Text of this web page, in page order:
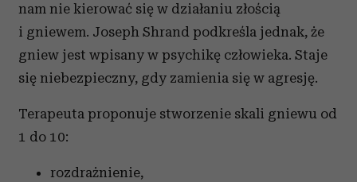
nam nie kierować się w działaniu złością
i gniewem. Joseph Shrand podkreśla jednak, że
gniew jest wpisany w psychikę człowieka. Staje
się niebezpieczny, gdy zamienia się w agresję.
Terapeuta proponuje stworzenie skali gniewu od
1 do 10:
rozdrażnienie,